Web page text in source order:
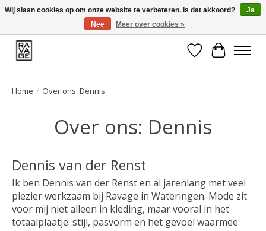
EEN GROOT ASSORTIMENT VAN TOP MERKEN!
Verlanglijst
Home / Over ons: Dennis
Over ons: Dennis
Dennis van der Renst
Ik ben Dennis van der Renst en al jarenlang met veel
plezier werkzaam bij Ravage in Wateringen. Mode zit
voor mij niet alleen in kleding, maar vooral in het
totaalplaatje: stijl, pasvorm en het gevoel waarmee
Wij slaan cookies op om onze website te verbeteren. Is dat akkoord?
Ja
Nee
Meer over cookies »